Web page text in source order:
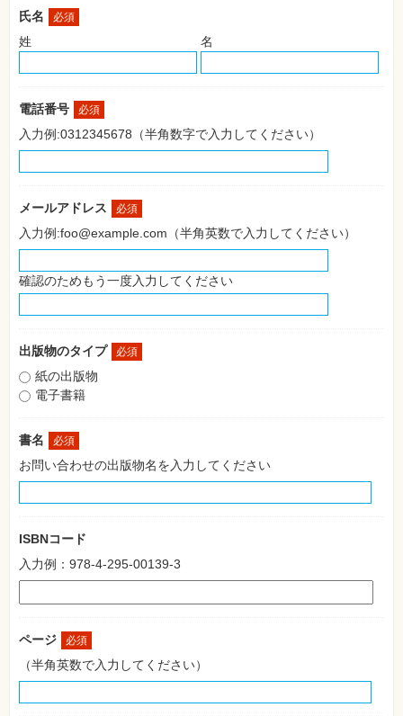
ケ
ィ
ン
ビ
ジ
ネ
ス・
み
メ
ラ・
真
資
験
プ
ロ
グ
ミ
ン
ネ
ー
テ
ク
味・
素
集
氏名 必須
姓 名
電話番号 必須
入力例:0312345678（半角数字で入力してください）
メールアドレス 必須
入力例:foo@example.com（半角英数で入力してください）
確認のためもう一度入力してください
出版物のタイプ 必須
紙の出版物
電子書籍
書名 必須
お問い合わせの出版物名を入力してください
ISBNコード
入力例：978-4-295-00139-3
ページ 必須
（半角英数で入力してください）